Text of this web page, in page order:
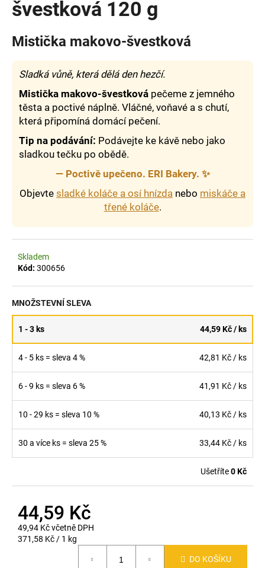
švestková 120 g
Mistička makovo-švestková
Sladká vůně, která dělá den hezčí.
Mistička makovo-švestková pečeme z jemného
těsta a poctivé náplně. Vláčné, voňavé a s chutí,
která připomíná domácí pečení.
Tip na podávání: Podávejte ke kávě nebo jako
sladkou tečku po obědě.
— Poctivě upečeno. ERI Bakery. ✨
Objevte sladké koláče a osí hnízda nebo miskáče a
třené koláče.
Skladem
Kód: 300656
MNOŽSTEVNÍ SLEVA
1 - 3 ks 44,59 Kč/ ks
4 - 5 ks = sleva 4 % 42,81 Kč / ks
6 - 9 ks = sleva 6 % 41,91 Kč / ks
10 - 29 ks = sleva 10 % 40,13 Kč / ks
30 a více ks = sleva 25 % 33,44 Kč / ks
Ušetříte0 Kč
44,59 Kč
49,94 Kč včetně DPH
Měrná
371,58 Kč / 1 kg
DO KOŠÍKU
a
í
t
HLEDAT
o
r
u
e
m
90
G
24,91